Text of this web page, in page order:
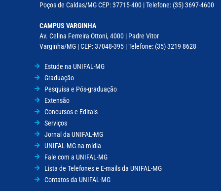
Poços de Caldas/MG CEP: 37715-400 | Telefone: (35) 3697-4600
CAMPUS VARGINHA
Av. Celina Ferreira Ottoni, 4000 | Padre Vitor
Varginha/MG | CEP: 37048-395 | Telefone: (35) 3219 8628
Estude na UNIFAL-MG
Graduação
Pesquisa e Pós-graduação
Extensão
Concursos e Editais
Serviços
Jornal da UNIFAL-MG
UNIFAL-MG na mídia
Fale com a UNIFAL-MG
Lista de Telefones e E-mails da UNIFAL-MG
Contatos da UNIFAL-MG